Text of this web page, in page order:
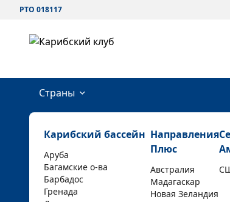
РТО 018117
Страны
Карибский бассейн
Аруба
Багамские о-ва
Барбадос
Гренада
Направления
Плюс
Австралия
Мадагаскар
Новая Зеландия